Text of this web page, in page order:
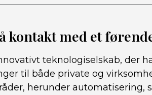
kontakt med et
teknologiselskab, der
til både private og
herunder automatisering,